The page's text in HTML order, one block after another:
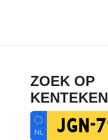
ZOEK OP
KENTEKEN
NL